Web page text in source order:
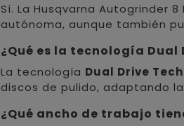
Sí. La Husqvarna Autogrinder
autónoma, aunque también
¿Qué es la tecnología
La tecnología Dual Drive
discos de pulido, adaptando
¿Qué ancho de trabajo